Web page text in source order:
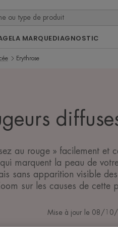
LA MARQUEDIAGNOSTIC
Erythrose
au rouge » facilement et
marquent la peau de
sans apparition visible
sur les causes de cette
Mise à jour le 08/10/